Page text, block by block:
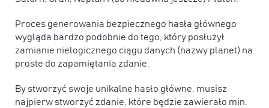
Proces generowania bezpiecznego hasła głównego
wygląda bardzo podobnie do tego, który posłużył
zamianie nielogicznego ciągu danych (nazwy planet) na
proste do zapamiętania zdanie.
By stworzyć swoje unikalne hasło główne, musisz
najpierw stworzyć zdanie, które będzie zawierało min.